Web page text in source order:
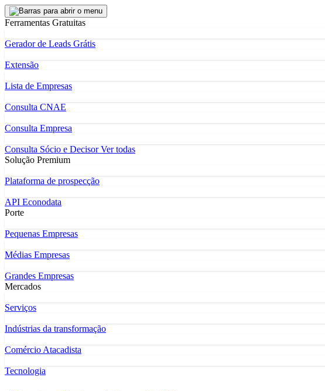
Ferramentas Gratuitas
Gerador de Leads Grátis
Extensão
Lista de Empresas
Consulta CNAE
Consulta Empresa
Consulta Sócio e DecisorVer todas
Solução Premium
Plataforma de prospecção
API Econodata
Porte
Pequenas Empresas
Médias Empresas
Grandes Empresas
Mercados
Serviços
Indústrias da transformação
Comércio Atacadista
Tecnologia